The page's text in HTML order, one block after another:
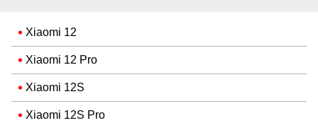
Xiaomi 12
Xiaomi 12 Pro
Xiaomi 12S
Xiaomi 12S Pro